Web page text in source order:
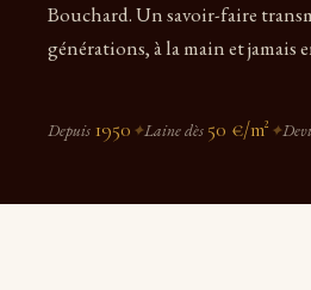
Bouchard. Un savoir-faire
générations, à la main et jamais
Depuis 1950 ✦Laine dès 50 €/m² ✦